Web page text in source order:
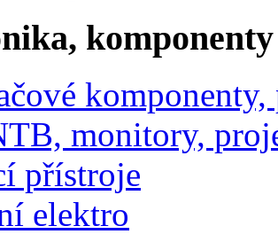
komponenty
monitory,
přístroje
elektro